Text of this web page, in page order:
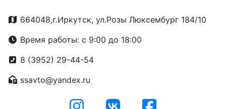
664048,г.Иркутск, ул.Розы Люксембург 184/10
Время работы: с 9:00 до 18:00
8 (3952) 29-44-54
ssavto@yandex.ru